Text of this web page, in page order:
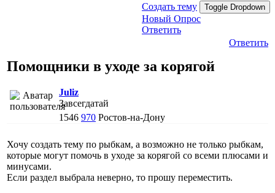
Создать тему Toggle Dropdown
Новый Опрос
Ответить
Ответить
Помощники в уходе за корягой
Juliz
Завсегдатай
1546 970 Ростов-на-Дону
Хочу создать тему по рыбкам, а возможно не только рыбкам,
которые могут помочь в уходе за корягой со всеми плюсами и
минусами.
Если раздел выбрала неверно, то прошу переместить.